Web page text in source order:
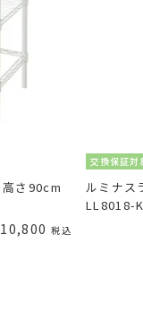
さ90cm
10,800 税込
交換保証対
ルミナス
LL8018-